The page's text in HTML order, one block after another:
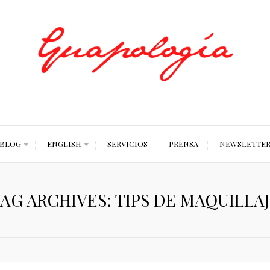
ENGLISH SERVICIOS PRENSA NEWSLETTER
ARCHIVES: TIPS DE